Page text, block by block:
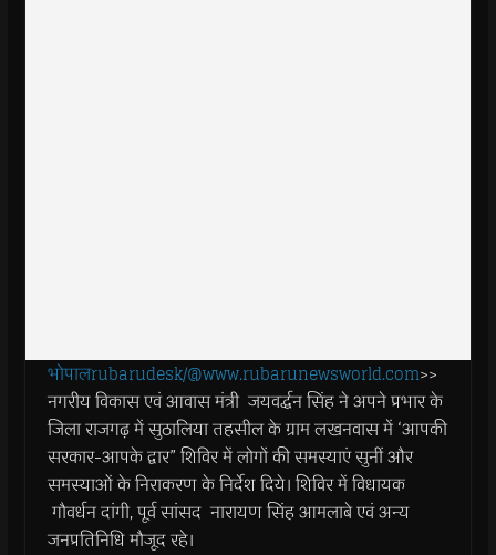
भोपालrubarudesk/@www.rubarunewsworld.com>>
नगरीय विकास एवं आवास मंत्री जयवर्द्धन सिंह ने अपने प्रभार के
जिला राजगढ़ में सुठालिया तहसील के ग्राम लखनवास में ‘आपकी
सरकार-आपके द्वार” शिविर में लोगों की समस्याएं सुनीं और
समस्याओं के निराकरण के निर्देश दिये। शिविर में विधायक
गौवर्धन दांगी, पूर्व सांसद नारायण सिंह आमलाबे एवं अन्य
जनप्रतिनिधि मौजूद रहे।